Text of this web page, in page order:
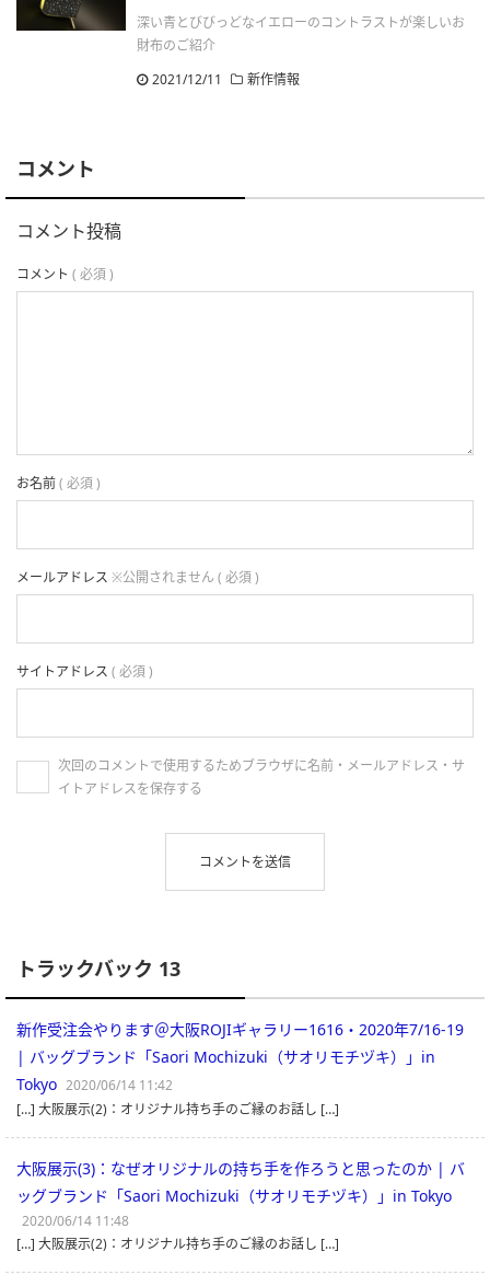
深い青とびびっどなイエローのコントラストが楽しいお
財布のご紹介
2021/12/11
新作情報
コメント
コメント投稿
コメント ( 必須 )
お名前( 必須 )
メールアドレス ※公開されません ( 必須 )
サイトアドレス ( 必須 )
次回のコメントで使用するためブラウザに名前・メールアドレス・サ
イトアドレスを保存する
トラックバック 13
新作受注会やります＠大阪ROJIギャラリー1616・2020年7/16-19
| バッグブランド「Saori Mochizuki（サオリモチヅキ）」in
Tokyo 2020/06/14 11:42
[…] 大阪展示(2)：オリジナル持ち手のご縁のお話し […]
大阪展示(3)：なぜオリジナルの持ち手を作ろうと思ったのか | バ
ッグブランド「Saori Mochizuki（サオリモチヅキ）」in Tokyo
2020/06/14 11:48
[…] 大阪展示(2)：オリジナル持ち手のご縁のお話し […]